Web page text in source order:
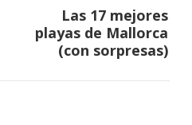
Las 17 mejores
playas de Mallorca
(con sorpresas)